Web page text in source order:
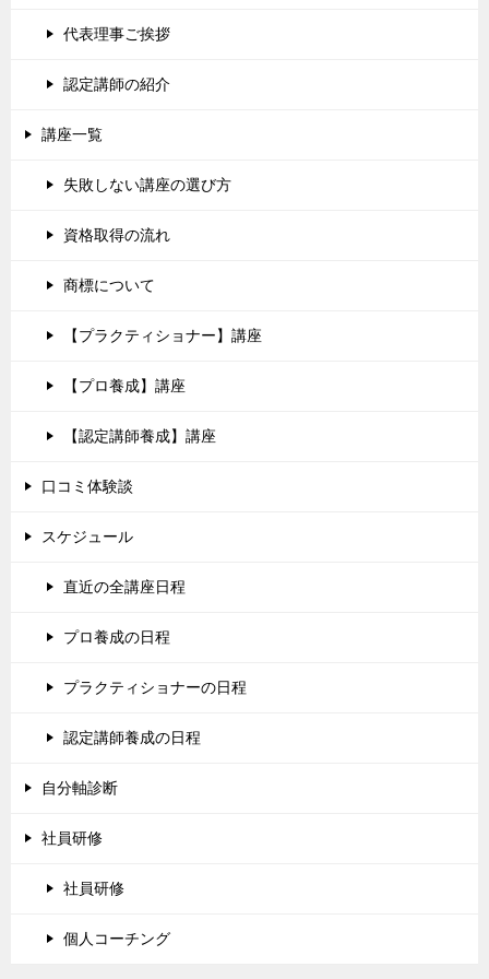
代表理事ご挨拶
認定講師の紹介
講座一覧
失敗しない講座の選び方
資格取得の流れ
商標について
【プラクティショナー】講座
【プロ養成】講座
【認定講師養成】講座
口コミ体験談
スケジュール
直近の全講座日程
プロ養成の日程
プラクティショナーの日程
認定講師養成の日程
自分軸診断
社員研修
社員研修
個人コーチング